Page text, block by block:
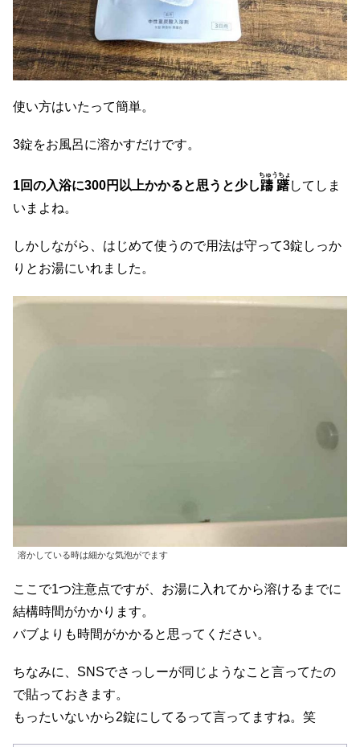
使い方はいたって簡単。
3錠をお風呂に溶かすだけです。
1回の入浴に300円以上かかると思うと少し躊躇
ちゅうちょ
してしま
いまよね。
しかしながら、はじめて使うので用法は守って3錠しっか
りとお湯にいれました。
溶かしている時は細かな気泡がでます
ここで1つ注意点ですが、お湯に入れてから溶けるまでに
結構時間がかかります。
バブよりも時間がかかると思ってください。
ちなみに、SNSでさっしーが同じようなこと言ってたの
で貼っておきます。
もったいないから2錠にしてるって言ってますね。笑